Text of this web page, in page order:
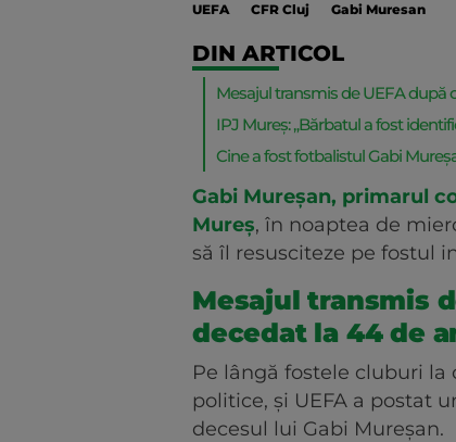
UEFA CFR Cluj Gabi Muresan
DIN ARTICOL
Mesajul transmis de UEFA după
IPJ Mureș: „Bărbatul a fost
Cine a fost fotbalistul Gabi
Gabi Mureșan, primarul
Mureș, în noaptea de
să îl resusciteze pe fostul
Mesajul transmis
decedat la 44 de
Pe lângă fostele cluburi
politice, și UEFA a postat
decesul lui Gabi Mureșan.